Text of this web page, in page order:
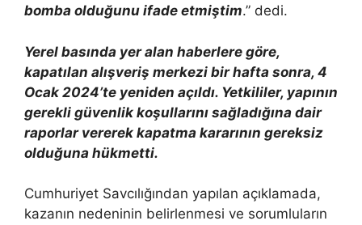
bomba olduğunu ifade etmiştim.” dedi.
Yerel basında yer alan haberlere göre,
kapatılan alışveriş merkezi bir hafta sonra, 4
Ocak 2024’te yeniden açıldı. Yetkililer, yapının
gerekli güvenlik koşullarını sağladığına dair
raporlar vererek kapatma kararının gereksiz
olduğuna hükmetti.
Cumhuriyet Savcılığından yapılan açıklamada,
kazanın nedeninin belirlenmesi ve sorumluların